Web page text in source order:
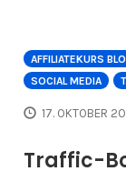
AFFILIATEKURS
SOCIAL MEDIA
17. OKTOBER
Traffic-